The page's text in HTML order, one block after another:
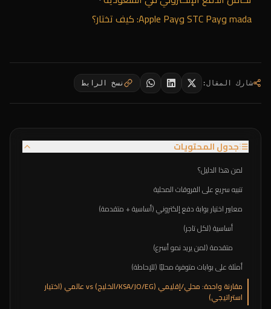
mada وSTC Pay وApple Pay: كيف تختار؟
شارك المقال: نسخ الرابط
جدول المحتويات
لمن هذا الدليل؟
تنبيه سريع على الفروقات المحلية
معايير اختيار بوابة دفع إلكتروني (أساسية + متقدمة)
أساسية (لكل تاجر)
متقدمة (لمن يريد نمو أسرع)
أمثلة على بوابات متوفرة محليًا (للإحاطة)
مقارنة واحدة: محلي/إقليمي (KSA/JO/EG/الخليج) vs عالمي (اختيار
استراتيجي)